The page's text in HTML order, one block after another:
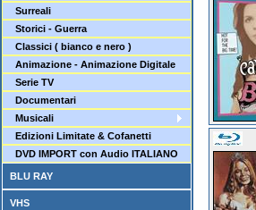
Surreali
Storici - Guerra
Classici ( bianco e nero )
Animazione - Animazione Digitale
Serie TV
Documentari
Musicali
Edizioni Limitate & Cofanetti
DVD IMPORT con Audio ITALIANO
BLU RAY
VHS